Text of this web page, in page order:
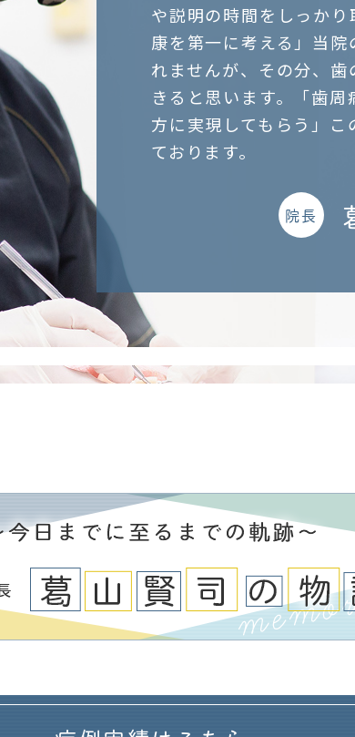
や説明の時間をしっか
康を第一に考える」当
れませんが、その分、
きると思います。「歯
方に実現してもらう」
ております。
院長